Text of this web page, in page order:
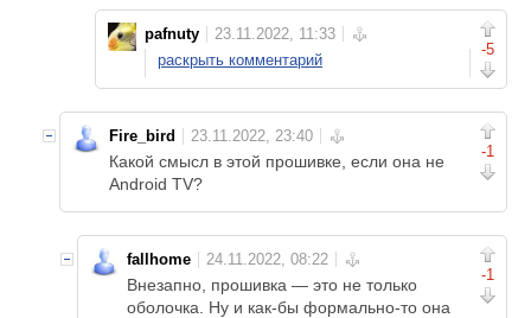
-5
pafnuty
раскрыть комментарий
-1
Fire_bird
Какой смысл в этой прошивке, если она не
Android TV?
-1
fallhome
Внезапно, прошивка — это не только
оболочка. Ну и как-бы формально-то она